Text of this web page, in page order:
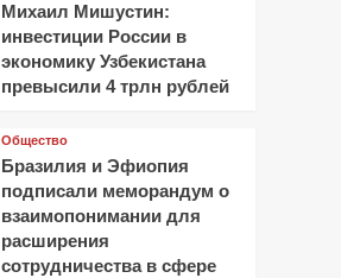
Михаил Мишустин:
инвестиции России в
экономику Узбекистана
превысили 4 трлн рублей
Общество
Бразилия и Эфиопия
подписали меморандум о
взаимопонимании для
расширения
сотрудничества в сфере